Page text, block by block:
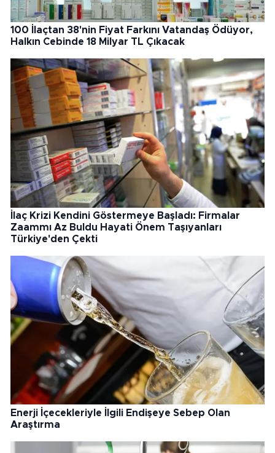
100 İlaçtan 38'nin Fiyat Farkını Vatandaş Ödüyor,
Halkın Cebinde 18 Milyar TL Çıkacak
İlaç Krizi Kendini Göstermeye Başladı: Firmalar
Zaammı Az Buldu Hayati Önem Taşıyanları
Türkiye'den Çekti
Enerji İçecekleriyle İlgili Endişeye Sebep Olan
Araştırma